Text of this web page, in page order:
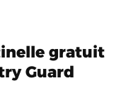
gratuit
Guard